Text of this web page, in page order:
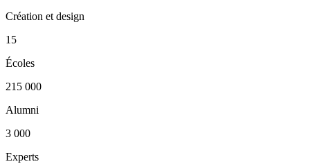
Création et design
15
Écoles
215 000
Alumni
3 000
Experts